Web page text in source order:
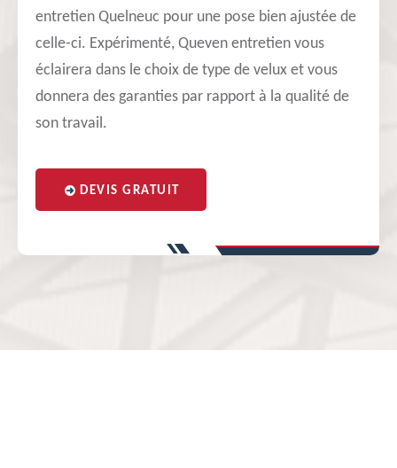
entretien Quelneuc pour une pose bien ajustée de
celle-ci. Expérimenté, Queven entretien vous
éclairera dans le choix de type de velux et vous
donnera des garanties par rapport à la qualité de
son travail.
DEVIS GRATUIT